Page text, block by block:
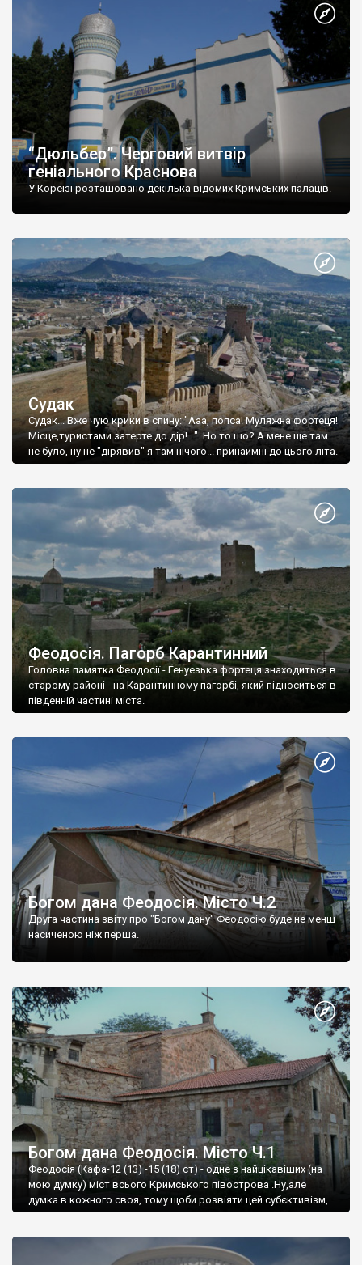
“Дюльбер”. Черговий витвір
геніального Краснова
У Кореїзі розташовано декілька відомих Кримських палаців.
Судак
Судак... Вже чую крики в спину: "Ааа, попса! Муляжна фортеця!
Місце,туристами затерте до дір!..." Но то шо? А мене ще там
не було, ну не "дірявив" я там нічого... принаймні до цього літа.
Феодосія. Пагорб Карантинний
Головна памятка Феодосії - Генуезька фортеця знаходиться в
старому районі - на Карантинному пагорбі, який підноситься в
південній частині міста.
Богом дана Феодосія. Місто Ч.2
Друга частина звіту про "Богом дану" Феодосію буде не менш
насиченою ніж перша.
Богом дана Феодосія. Місто Ч.1
Феодосія (Кафа-12 (13) -15 (18) ст) - одне з найцікавіших (на
мою думку) міст всього Кримського півострова .Ну,але
думка в кожного своя, тому щоби розвіяти цей субєктивізм,
запрошую відвідати це